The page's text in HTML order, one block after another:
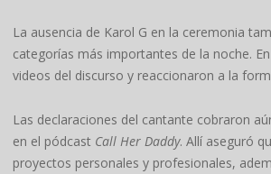
La ausencia de Karol G en la ceremonia
categorías más importantes de la noche.
videos del discurso y reaccionaron a la
Las declaraciones del cantante cobraron
en el pódcast Call Her Daddy. Allí aseguró
proyectos personales y profesionales,